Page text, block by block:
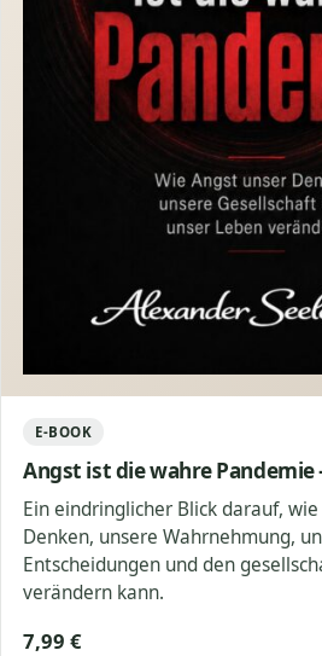
E-BOOK
Angst ist die wahre Pandemie
Ein eindringlicher Blick darauf,
Denken, unsere Wahrnehmung,
Entscheidungen und den
verändern kann.
7,99 €